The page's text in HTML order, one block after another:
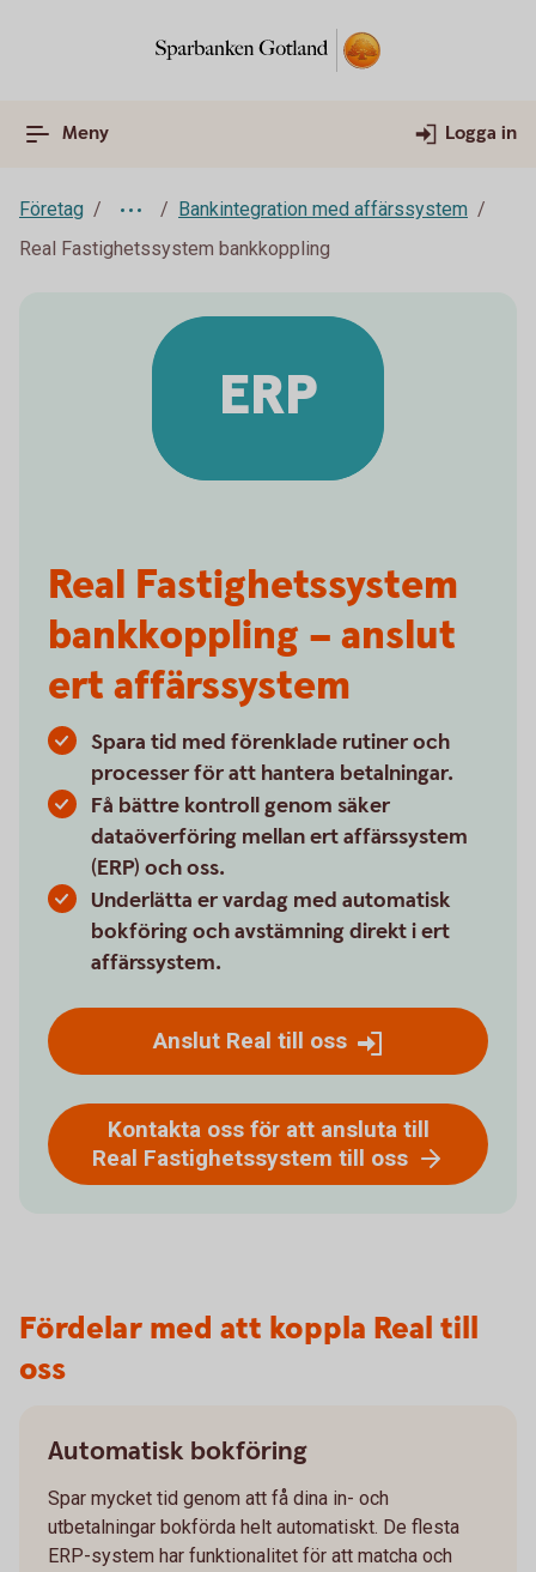
Meny Logga in
Företag
Bankintegration med affärssystem
Real Fastighetssystem bankkoppling
Real Fastighetssystem
bankkoppling – anslut
ert affärssystem
Spara tid med förenklade rutiner och
processer för att hantera betalningar.
Få bättre kontroll genom säker
dataöverföring mellan ert affärssystem
(ERP) och oss.
Underlätta er vardag med automatisk
bokföring och avstämning direkt i ert
affärssystem.
Anslut Real till oss
Kontakta oss för att ansluta till
Real Fastighetssystem till oss
ERP
Fördelar med att koppla Real till
oss
Automatisk bokföring
Spar mycket tid genom att få dina in- och
utbetalningar bokförda helt automatiskt. De flesta
ERP-system har funktionalitet för att matcha och